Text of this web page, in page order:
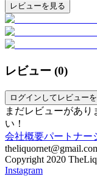
レビューを見る
レビュー (0)
ログインしてレビューを
まだレビューがあり
い！
会社概要パートナー
Copyright 2020
Instagram